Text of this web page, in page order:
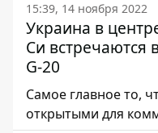
15:39, 14 ноября 2022
Украина в
Си встречаются
G-20
Самое главное то,
открытыми для